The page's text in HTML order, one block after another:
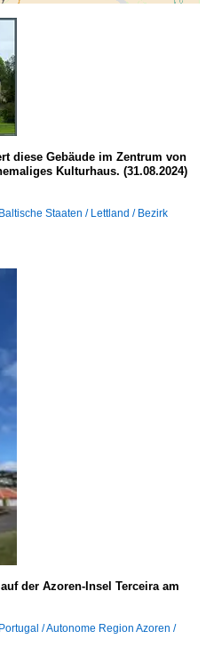
diese Gebäude im Zentrum von
Kulturhaus. (31.08.2024)
Baltische Staaten / Lettland / Bezirk
der Azoren-Insel Terceira am
Portugal / Autonome Region Azoren /